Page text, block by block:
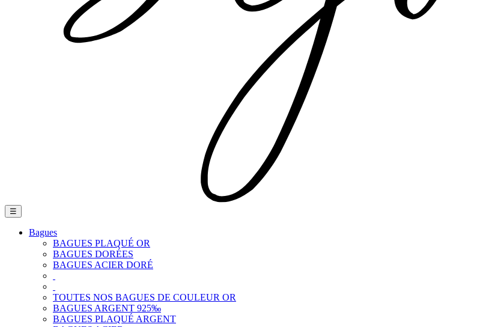
Basculer
la
navigation
☰
Bagues
BAGUES PLAQUÉ OR
BAGUES DORÉES
BAGUES ACIER DORÉ
TOUTES NOS BAGUES DE COULEUR OR
BAGUES ARGENT 925‰
BAGUES PLAQUÉ ARGENT